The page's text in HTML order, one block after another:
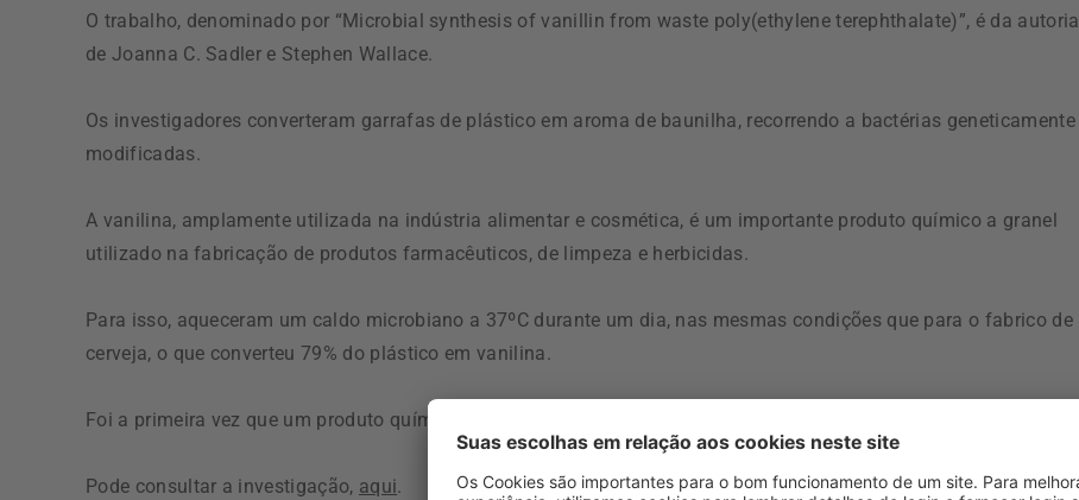
O trabalho, denominado por “Microbial synthesis of vanillin from waste poly(ethylene terephthalate)”, é da autoria
de Joanna C. Sadler e Stephen Wallace.
Os investigadores converteram garrafas de plástico em aroma de baunilha, recorrendo a bactérias geneticamente
modificadas.
A vanilina, amplamente utilizada na indústria alimentar e cosmética, é um importante produto químico a granel
utilizado na fabricação de produtos farmacêuticos, de limpeza e herbicidas.
Para isso, aqueceram um caldo microbiano a 37ºC durante um dia, nas mesmas condições que para o fabrico de
cerveja, o que converteu 79% do plástico em vanilina.
Foi a primeira vez que um produto químico utilizado na indústria alimentar e cosmética deriva destes resíduos.
Pode consultar a investigação, aqui.